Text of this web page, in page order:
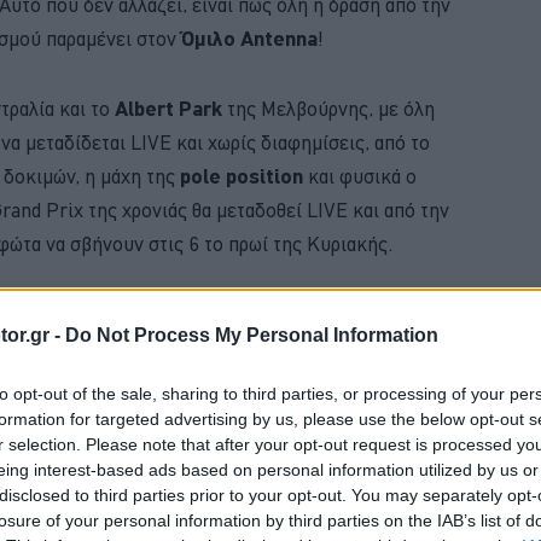
- Do Not Process My Personal Information
opt-out of the sale, sharing to third parties, or processing of your
for targeted advertising by us, please use the below opt-out
selection. Please note that after your opt-out request is processed
interest-based ads based on personal information utilized by us
to third parties prior to your opt-out. You may separately
of your personal information by third parties on the IAB’s list of
παραμένει στονΌμιλο Antenna!
και το Albert Park της Μελβούρνης, με όλη
μεταδίδεται LIVE και χωρίς διαφημίσεις, από το
δοκιμών, η μάχη της pole position και φυσικά ο
Prix της χρονιάς θα μεταδοθεί LIVE και από την
να σβήνουν στις 6 το πρωί της Κυριακής.
BUY NOW
ΝΕΑ MERCEDES GLB
JUNIOR ME 8 ΧΡΟΝΙΑ ΕΓΓΥΗΣΗ
ΤΑ ΝΕΑ ΜΟΝΤΕΛΑ ΤΗΣ BMW